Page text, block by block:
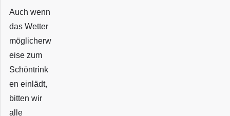
Auch wenn
das Wetter
möglicherw
eise zum
Schöntrink
en einlädt,
bitten wir
alle